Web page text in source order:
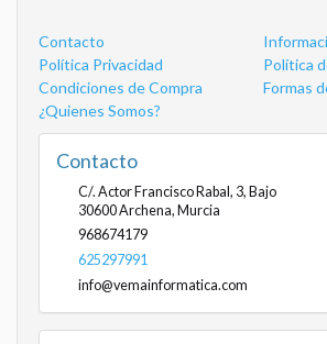
Contacto
Política Privacidad
Política
Condiciones de Compra
Formas
¿Quienes Somos?
Contacto
C/. Actor Francisco Rabal, 3, Bajo
30600Archena, Murcia
968674179
625297991
info@vemainformatica.com